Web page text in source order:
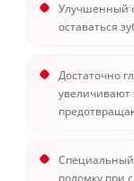
Улучшенный
оставаться
Достаточно
увеличивают
Специальный
поломку при